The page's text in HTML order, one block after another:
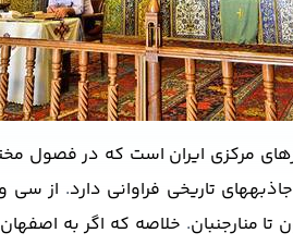
مرکزی ایران است که در
های تاریخی فراوانی دارد. از سی
منارجنبان. خلاصه که اگر به